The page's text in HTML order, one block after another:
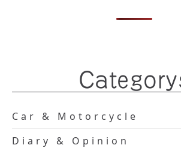
Car & Motorcycle
Diary & Opinion